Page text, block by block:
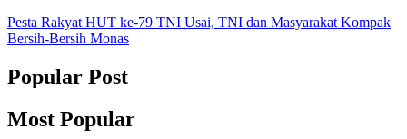
Pesta Rakyat HUT ke-79 TNI Usai, TNI dan Masyarakat Kompak
Bersih-Bersih Monas
Popular Post
Most Popular